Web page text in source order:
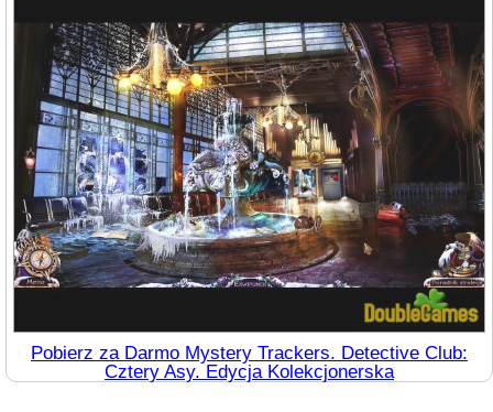
Pobierz za Darmo Mystery Trackers. Detective Club:
Cztery Asy. Edycja Kolekcjonerska